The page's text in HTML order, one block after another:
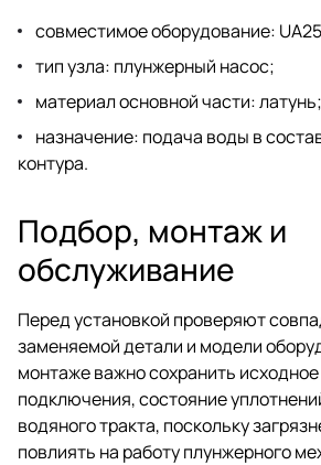
совместимое оборудование:
тип узла: плунжерный насос;
материал основной части: латунь;
назначение: подача воды в
контура.
Подбор, монтаж и
обслуживание
Перед установкой проверяют
заменяемой детали и модели
монтаже важно сохранить
подключения, состояние
водяного тракта, поскольку
повлиять на работу плунжерного